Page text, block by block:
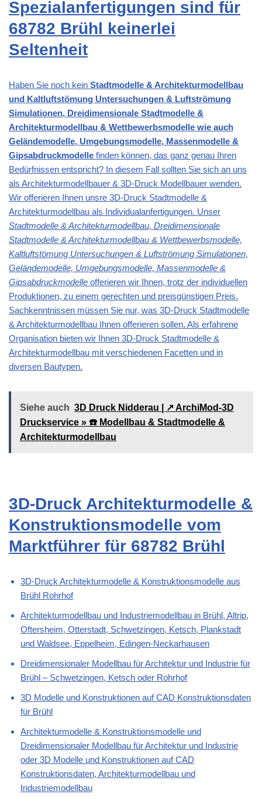
Spezialanfertigungen sind für
68782 Brühl keinerlei
Seltenheit
Haben Sie noch kein Stadtmodelle & Architekturmodellbau
und Kaltluftstömung Untersuchungen & Luftströmung
Simulationen, Dreidimensionale Stadtmodelle &
Architekturmodellbau & Wettbewerbsmodelle wie auch
Geländemodelle, Umgebungsmodelle, Massenmodelle &
Gipsabdruckmodelle finden können, das ganz genau Ihren
Bedürfnissen entspricht? In diesem Fall sollten Sie sich an uns
als Architekturmodellbauer & 3D-Druck Modellbauer wenden.
Wir offerieren Ihnen unsre 3D-Druck Stadtmodelle &
Architekturmodellbau als Individualanfertigungen. Unser
Stadtmodelle & Architekturmodellbau, Dreidimensionale
Stadtmodelle & Architekturmodellbau & Wettbewerbsmodelle,
Kaltluftstömung Untersuchungen & Luftströmung Simulationen,
Geländemodelle, Umgebungsmodelle, Massenmodelle &
Gipsabdruckmodelle offerieren wir Ihnen, trotz der individuellen
Produktionen, zu einem gerechten und preisgünstigen Preis.
Sachkenntnissen müssen Sie nur, was 3D-Druck Stadtmodelle
& Architekturmodellbau Ihnen offerieren sollen. Als erfahrene
Organisation bieten wir Ihnen 3D-Druck Stadtmodelle &
Architekturmodellbau mit verschiedenen Facetten und in
diversen Bautypen.
Siehe auch 3D Druck Nidderau | ↗️ ArchiMod-3D
Druckservice » ☎️ Modellbau & Stadtmodelle &
Architekturmodellbau
3D-Druck Architekturmodelle &
Konstruktionsmodelle vom
Marktführer für 68782 Brühl
3D-Druck Architekturmodelle & Konstruktionsmodelle aus
Brühl Rohrhof
Architekturmodellbau und Industriemodellbau in Brühl, Altrip,
Oftersheim, Otterstadt, Schwetzingen, Ketsch, Plankstadt
und Waldsee, Eppelheim, Edingen-Neckarhausen
Dreidimensionaler Modellbau für Architektur und Industrie für
Brühl – Schwetzingen, Ketsch oder Rohrhof
3D Modelle und Konstruktionen auf CAD Konstruktionsdaten
für Brühl
Architekturmodelle & Konstruktionsmodelle und
Dreidimensionaler Modellbau für Architektur und Industrie
oder 3D Modelle und Konstruktionen auf CAD
Konstruktionsdaten, Architekturmodellbau und
Industriemodellbau